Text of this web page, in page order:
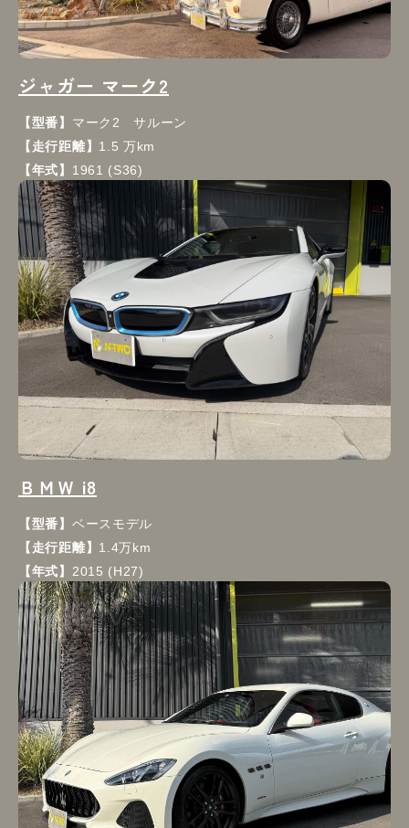
ジャガー マーク2
【型番】 マーク2 サルーン
【走行距離】 1.5 万km
【年式】 1961 (S36)
ＢＭＷ i8
【型番】 ベースモデル
【走行距離】 1.4万km
【年式】 2015 (H27)